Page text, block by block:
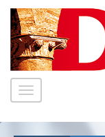
Toggle
navigation